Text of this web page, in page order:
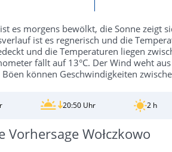
es morgens bewölkt, die Sonne zeigt
ist es regnerisch und die
und die Temperaturen liegen
fällt auf 13°C. Der Wind weht
können Geschwindigkeiten
20:50 Uhr 2 h
Vorhersage Wołczkowo